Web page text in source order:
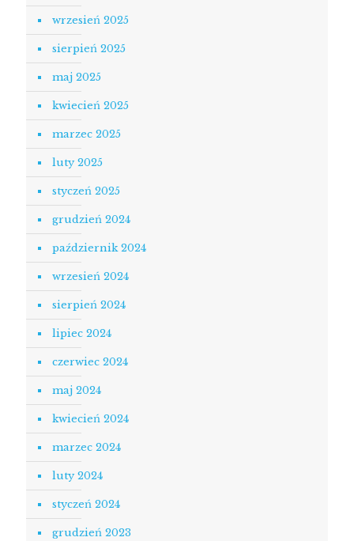
wrzesień 2025
sierpień 2025
maj 2025
kwiecień 2025
marzec 2025
luty 2025
styczeń 2025
grudzień 2024
październik 2024
wrzesień 2024
sierpień 2024
lipiec 2024
czerwiec 2024
maj 2024
kwiecień 2024
marzec 2024
luty 2024
styczeń 2024
grudzień 2023